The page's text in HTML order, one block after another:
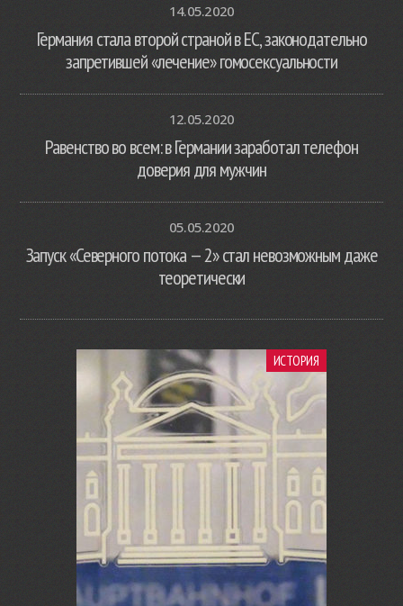
14.05.2020
Германия стала второй страной в ЕС, законодательно
запретившей «лечение» гомосексуальности
12.05.2020
Равенство во всем: в Германии заработал телефон
доверия для мужчин
05.05.2020
Запуск «Северного потока — 2» стал невозможным даже
теоретически
ИСТОРИЯ